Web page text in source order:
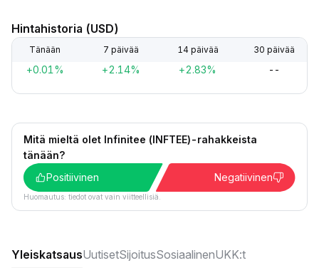
Hintahistoria (USD)
Tänään 7 päivää 14 päivää 30 päivää
+0.01% +2.14% +2.83% --
Mitä mieltä olet Infinitee (INFTEE)-rahakkeista
tänään?
Positiivinen
Negatiivinen
Huomautus: tiedot ovat vain viitteellisiä.
YleiskatsausUutisetSijoitusSosiaalinenUKK:t